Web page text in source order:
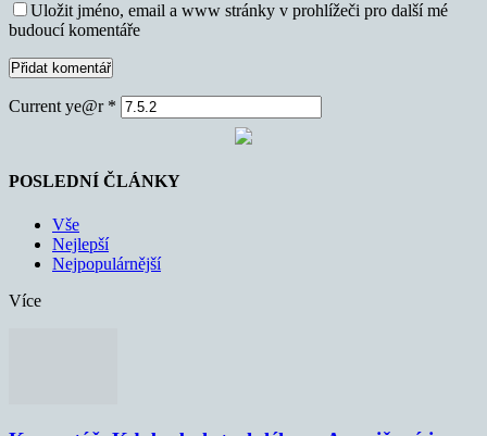
Uložit jméno, email a www stránky v prohlížeči pro další mé
budoucí komentáře
Current ye@r *
POSLEDNÍ ČLÁNKY
Vše
Nejlepší
Nejpopulárnější
Více